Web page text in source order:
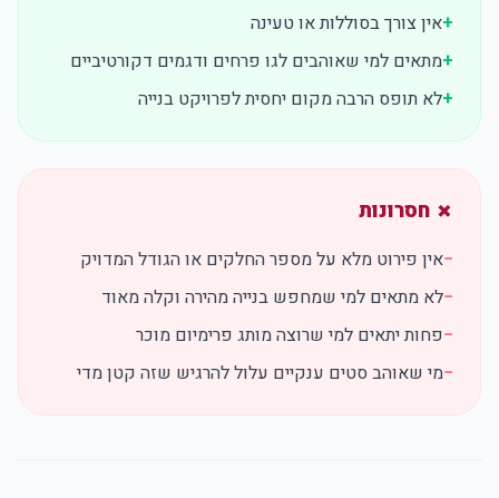
+אין צורך בסוללות או טעינה
+מתאים למי שאוהבים לגו פרחים ודגמים דקורטיביים
+לא תופס הרבה מקום יחסית לפרויקט בנייה
✗ חסרונות
−אין פירוט מלא על מספר החלקים או הגודל המדויק
−לא מתאים למי שמחפש בנייה מהירה וקלה מאוד
−פחות יתאים למי שרוצה מותג פרימיום מוכר
−מי שאוהב סטים ענקיים עלול להרגיש שזה קטן מדי